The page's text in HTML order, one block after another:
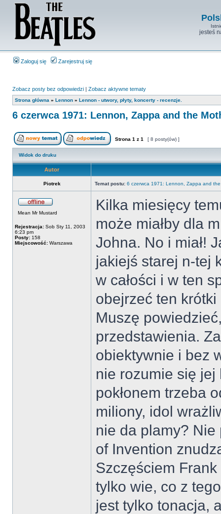
jesteś
Zaloguj się Zarejestruj się
Zobacz posty bez odpowiedzi | Zobacz aktywne tematy
Strona główna » Lennon » Lennon - utwory, płyty, koncerty - recenzje.
6 czerwca 1971: Lennon, Zappa and the
Strona 1 z 1 [ 8 posty(ów) ]
Widok do druku
Autor
Piotrek Temat postu: 6 czerwca 1971: Lennon, Zappa and
Mean Mr Mustard
Rejestracja: Sob Sty 11, 2003
6:23 pm
Posty: 158
Miejscowość: Warszawa
Kilka miesięcy
może miałby dla
Johna. No i miał!
jakiejś starej n-tej
w całości i w ten
obejrzeć ten
Muszę
przedstawienia.
obiektywnie i bez
nie rozumie się jej
pokłonem trzeba
miliony, idol
nie da plamy? Nie
of Invention
Szczęściem
tylko wie, co z
jest tylko tonacja,